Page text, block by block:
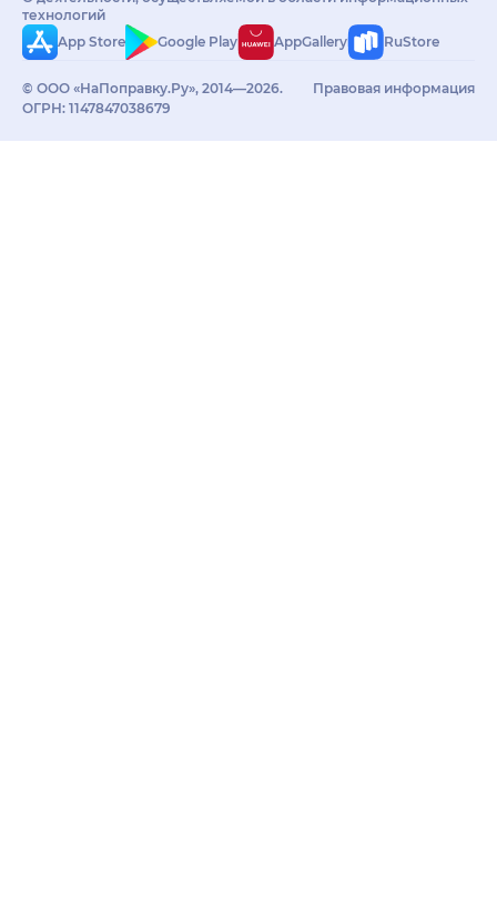
технологий
App Store
Google Play AppGallery RuStore
© ООО «НаПоправку.Ру», 2014—2026.
ОГРН: 1147847038679
Правовая информация